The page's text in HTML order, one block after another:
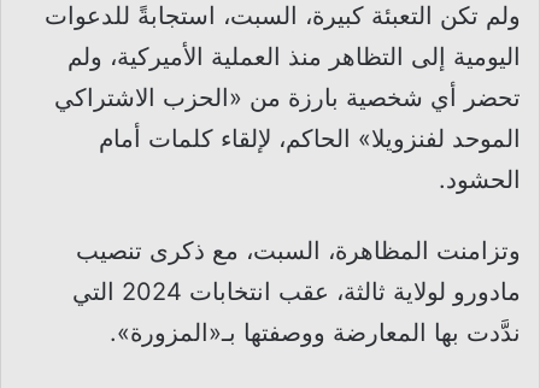
ولم تكن التعبئة كبيرة، السبت، استجابةً للدعوات
اليومية إلى التظاهر منذ العملية الأميركية، ولم
تحضر أي شخصية بارزة من «الحزب الاشتراكي
الموحد لفنزويلا» الحاكم، لإلقاء كلمات أمام
الحشود.
وتزامنت المظاهرة، السبت، مع ذكرى تنصيب
مادورو لولاية ثالثة، عقب انتخابات 2024 التي
ندَّدت بها المعارضة ووصفتها بـ«المزورة».